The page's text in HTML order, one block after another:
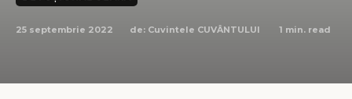
25 septembrie 2022 de: Cuvintele CUVÂNTULUI 1 min. read